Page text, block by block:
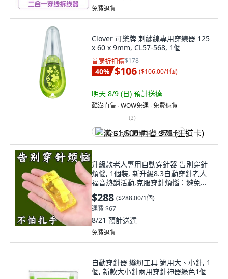
免費退貨
Clover 可樂牌 刺繡線專用穿線器 125
x 60 x 9mm, CL57-568, 1個
首購折扣價$178
40% $106 ($106.00/1個)
明天 8/9 (日) 預計送達
酷澎直售 ∙ WOW免運 ∙ 免費退貨
(2)
满 $1,500 再省 $75 (王道卡)
升級款老人專用自動穿針器 告別穿針
煩惱, 1個裝, 新升級8.3自動穿針老人
福音熱銷活動,克服穿針煩惱：避免眼
花手抖1個裝操作簡單, N/A
$288 ($288.00/1個)
運費 $67
8/21 預計送達
免費退貨
自動穿針器 縫紉工具 適用大、小針, 1
個, 新款大小針兩用穿針神器綠色1個